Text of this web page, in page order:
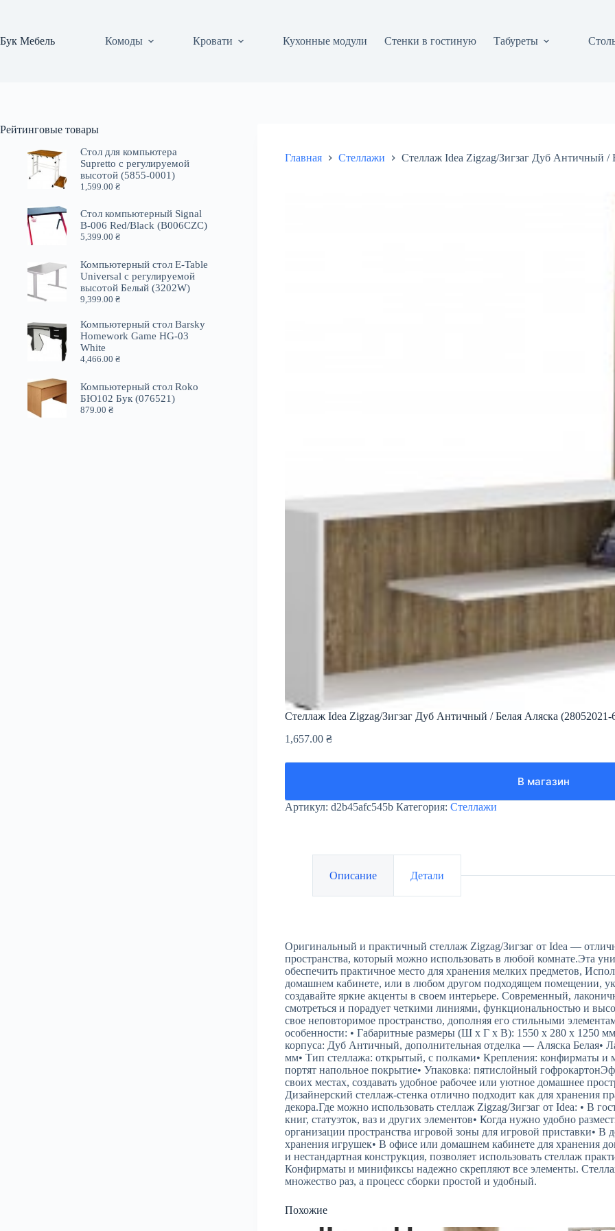
Бук Мебель
Комоды Кровати Кухонные модули Стенки в гостиную Табуреты
Главная Стеллажи Стеллаж Idea Zigzag/Зигзаг Дуб Античный /
Стеллаж Idea Zigzag/Зигзаг Дуб Античный / Белая Аляска (28052021-
1,657.00 ₴
В магазин
Артикул: d2b45afc545b Категория: Стеллажи
Описание Детали
Оригинальный и практичный стеллаж Zigzag/Зигзаг от Idea —
пространства, который можно использовать в любой комнате.Эта
обеспечить практичное место для хранения мелких предметов,
домашнем кабинете, или в любом другом подходящем помещении,
создавайте яркие акценты в своем интерьере. Современный,
смотреться и порадует четкими линиями, функциональностью и
свое неповторимое пространство, дополняя его стильными
особенности: • Габаритные размеры (Ш х Г х В): 1550 х 280 х 1250
корпуса: Дуб Античный, дополнительная отделка — Аляска Белая•
мм• Тип стеллажа: открытый, с полками• Крепления: конфирматы
портят напольное покрытие• Упаковка: пятислойный
своих местах, создавать удобное рабочее или уютное домашнее
Дизайнерский стеллаж-стенка отлично подходит как для хранения
декора.Где можно использовать стеллаж Zigzag/Зигзаг от Idea: • В
книг, статуэток, ваз и других элементов• Когда нужно удобно
организации пространства игровой зоны для игровой приставки• В
хранения игрушек• В офисе или домашнем кабинете для хранения
и нестандартная конструкция, позволяет использовать стеллаж
Конфирматы и минификсы надежно скрепляют все элементы.
множество раз, а процесс сборки простой и удобный.
Похожие
Рейтинговые товары
Стол для компьютера
Supretto с регулируемой
высотой (5855-0001)
1,599.00₴
Стол компьютерный Signal
B-006 Red/Black (B006CZC)
5,399.00₴
Компьютерный стол E-Table
Universal с регулируемой
высотой Белый (3202W)
9,399.00₴
Компьютерный стол Barsky
Homework Game HG-03
White
4,466.00₴
Компьютерный стол Roko
БЮ102 Бук (076521)
879.00₴